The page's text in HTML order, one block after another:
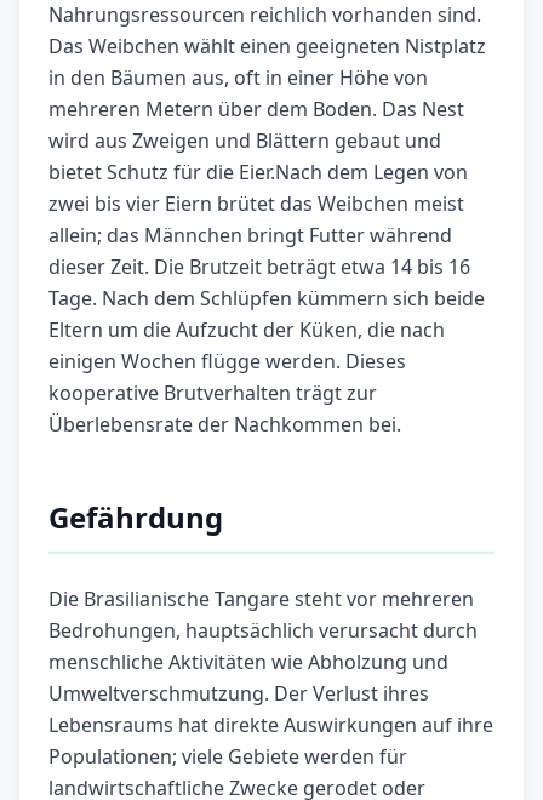
Nahrungsressourcen reichlich vorhanden sind.
Das Weibchen wählt einen geeigneten Nistplatz
in den Bäumen aus, oft in einer Höhe von
mehreren Metern über dem Boden. Das Nest
wird aus Zweigen und Blättern gebaut und
bietet Schutz für die Eier.Nach dem Legen von
zwei bis vier Eiern brütet das Weibchen meist
allein; das Männchen bringt Futter während
dieser Zeit. Die Brutzeit beträgt etwa 14 bis 16
Tage. Nach dem Schlüpfen kümmern sich beide
Eltern um die Aufzucht der Küken, die nach
einigen Wochen flügge werden. Dieses
kooperative Brutverhalten trägt zur
Überlebensrate der Nachkommen bei.
Gefährdung
Die Brasilianische Tangare steht vor mehreren
Bedrohungen, hauptsächlich verursacht durch
menschliche Aktivitäten wie Abholzung und
Umweltverschmutzung. Der Verlust ihres
Lebensraums hat direkte Auswirkungen auf ihre
Populationen; viele Gebiete werden für
landwirtschaftliche Zwecke gerodet oder